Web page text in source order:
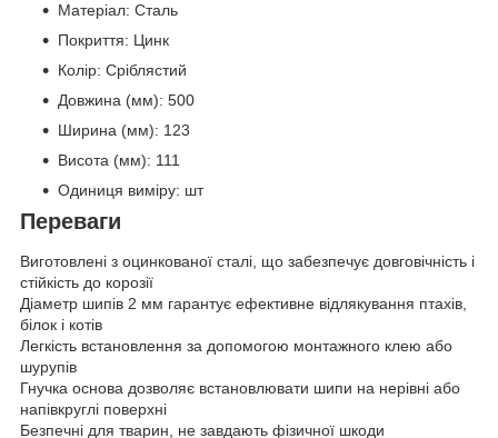
Матеріал: Сталь
Покриття: Цинк
Колір: Сріблястий
Довжина (мм): 500
Ширина (мм): 123
Висота (мм): 111
Одиниця виміру: шт
Переваги
Виготовлені з оцинкованої сталі, що забезпечує довговічність і
стійкість до корозії
Діаметр шипів 2 мм гарантує ефективне відлякування птахів,
білок і котів
Легкість встановлення за допомогою монтажного клею або
шурупів
Гнучка основа дозволяє встановлювати шипи на нерівні або
напівкруглі поверхні
Безпечні для тварин, не завдають фізичної шкоди